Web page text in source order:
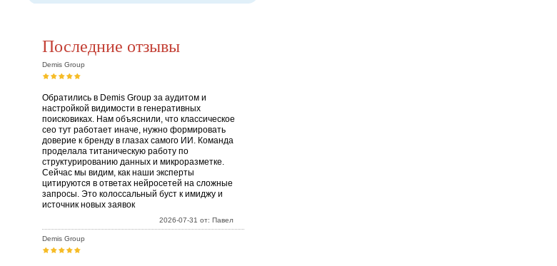
Последние отзывы
Demis Group
Обратились в Demis Group за аудитом и
настройкой видимости в генеративных
поисковиках. Нам объяснили, что классическое
сео тут работает иначе, нужно формировать
доверие к бренду в глазах самого ИИ. Команда
проделала титаническую работу по
структурированию данных и микроразметке.
Сейчас мы видим, как наши эксперты
цитируются в ответах нейросетей на сложные
запросы. Это колоссальный буст к имиджу и
источник новых заявок
2026-07-31 от: Павел
Demis Group